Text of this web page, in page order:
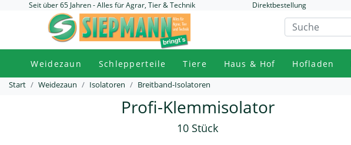
Seit über 65 Jahren - Alles für Agrar, Tier & Technik Direktbestellung
Weidezaun Schlepperteile Tiere Haus & Hof Hofladen
Start Weidezaun Isolatoren Breitband-Isolatoren
Profi-Klemmisolator
10 Stück